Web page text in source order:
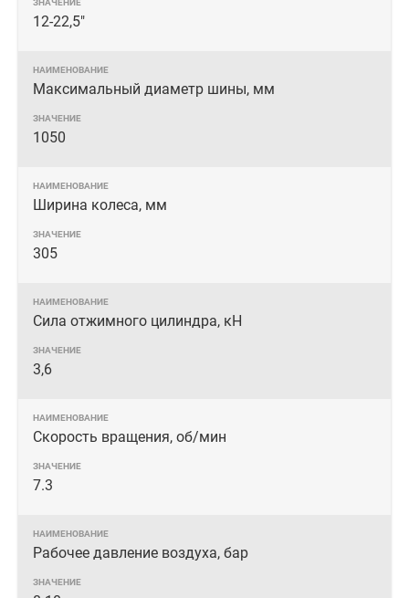
12-22,5"
Максимальный диаметр шины, мм
1050
Ширина колеса, мм
305
Сила отжимного цилиндра, кН
3,6
Скорость вращения, об/мин
7.3
Рабочее давление воздуха, бар